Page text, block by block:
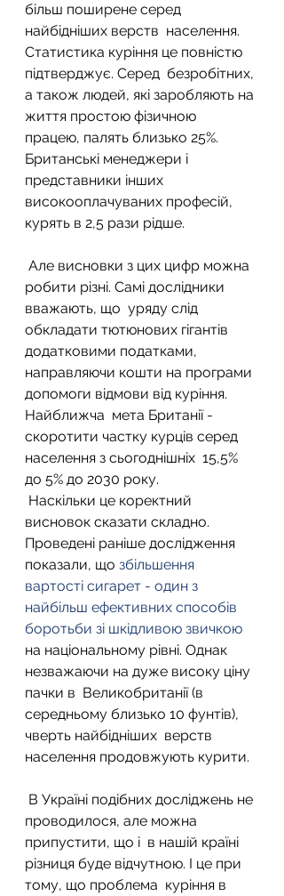
більш поширене серед
найбідніших верств  населення.
Статистика куріння це повністю
підтверджує. Серед  безробітних,
а також людей, які заробляють на
життя простою фізичною
працею, палять близько 25%.
Британські менеджери і
представники інших
високооплачуваних професій,
курять в 2,5 рази рідше.
робити різні. Самі дослідники
вважають, що  уряду слід
обкладати тютюнових гігантів
додатковими податками,
направляючи кошти на програми
допомоги відмови від куріння.
Найближча  мета Британії -
скоротити частку курців серед
населення з сьогоднішніх  15,5%
до 5% до 2030 року.
висновок сказати складно.
Проведені раніше дослідження
показали, що збільшення
вартості сигарет - один з
найбільш ефективних способів
боротьби зі шкідливою звичкою
на національному рівні. Однак
незважаючи на дуже високу ціну
пачки в  Великобританії (в
середньому близько 10 фунтів),
чверть найбідніших  верств
населення продовжують курити.
проводилося, але можна
припустити, що і  в нашій країні
різниця буде відчутною. І це при
тому, що проблема  куріння в